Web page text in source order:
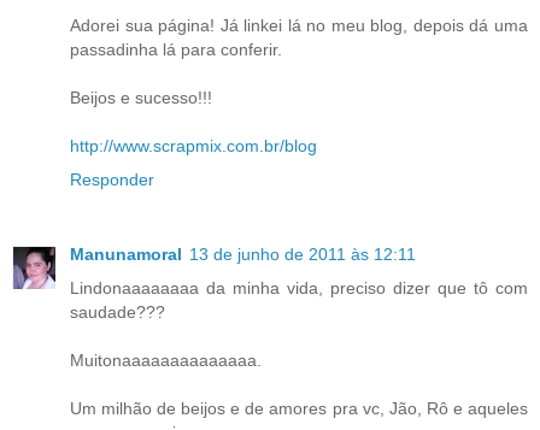
Adorei sua página! Já linkei lá no meu blog, depois dá uma
passadinha lá para conferir.
Beijos e sucesso!!!
http://www.scrapmix.com.br/blog
Responder
Manunamoral 13 de junho de 2011 às 12:11
Lindonaaaaaaaa da minha vida, preciso dizer que tô com
saudade???
Muitonaaaaaaaaaaaaaa.
Um milhão de beijos e de amores pra vc, Jão, Rô e aqueles